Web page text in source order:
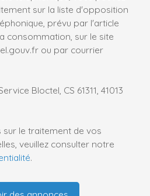
sur la liste d'opposition
prévu par l'article
consommation, sur le site
ou par courrier
Bloctel, CS 61311, 41013
sur le traitement de vos
veuillez consulter notre
.